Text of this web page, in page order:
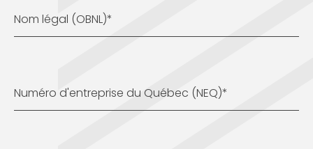
Nom légal (OBNL)*
Numéro d'entreprise du Québec (NEQ)*